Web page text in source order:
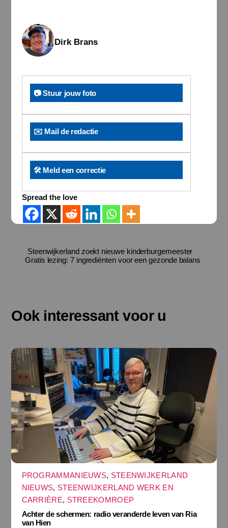
Dirk Brans
📷 Stuur jouw foto
✉️ Mail de redactie
🛠️ Meld een correctie
Spread the love
Steenwijkerland zoekt nieuwe kinderburgemeester
Gratis lezing: 7 ingrediënten voor een gezonde balans
Ook interessant voor u
PROGRAMMANIEUWS, STEENWIJKERLAND
NIEUWS, STEENWIJKERLAND WERK EN
CARRIÈRE, STREEKOMROEP
Achter de schermen: radio veranderde leven van Ria
van Hien